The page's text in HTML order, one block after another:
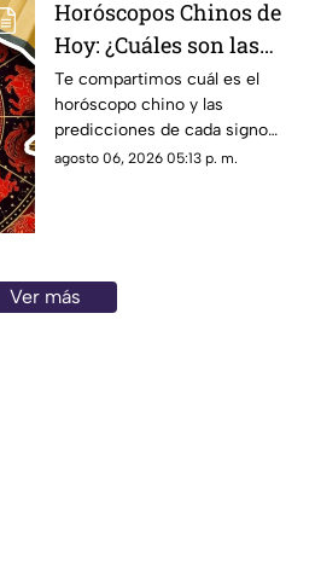
Horóscopos Chinos de
Hoy: ¿Cuáles son las
predicciones para este
jueves 6 de agosto de
2026?
Te compartimos cuál es el
horóscopo chino y las
predicciones de cada signo
para el día de hoy, jueves 6 de
agosto 06, 2026 05:13 p. m.
Ver más